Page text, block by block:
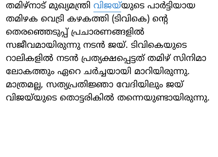
തമിഴ്നാട് മുഖ്യമന്ത്രി വിജയ്‌യുടെ പാർട്ടിയായ
തമിഴക വെട്രി കഴകത്തി (ടിവികെ) ന്റെ
തെരഞ്ഞെടുപ്പ് പ്രചാരണങ്ങളിൽ
സജീവമായിരുന്നു നടൻ ജയ്. ടിവികെയുടെ
റാലികളിൽ നടൻ പ്രത്യക്ഷപ്പെട്ടത് തമിഴ് സിനിമാ
ലോകത്തും ഏറെ ചർച്ചയായി മാറിയിരുന്നു.
മാത്രമല്ല, സത്യപ്രതിജ്ഞാ വേദിയിലും ജയ്
വിജയ്‌യുടെ തൊട്ടരികിൽ തന്നെയുണ്ടായിരുന്നു.